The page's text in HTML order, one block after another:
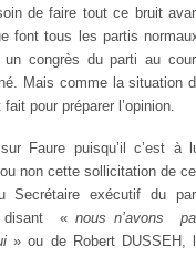
de faire tout ce bruit
font tous les partis
un congrès du parti au
Mais comme la situation
pour préparer l’opinion.
Faure puisqu’il c’est à
non cette sollicitation de
Secrétaire exécutif du
« nous n’avons
» ou de Robert DUSSEH,